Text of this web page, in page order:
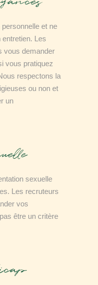
et ne
Les
vous demander
vous pratiquez
respectons la
ou non et
un
sexuelle
Les recruteurs
vos
être un critère